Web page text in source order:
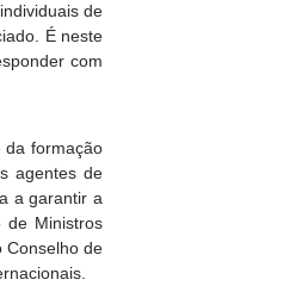
de
É neste
com
da formação
agentes de
a garantir a
de Ministros
Conselho de